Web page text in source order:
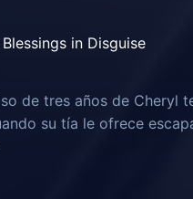
in Disguise
de tres años de Cheryl
su tía le ofrece